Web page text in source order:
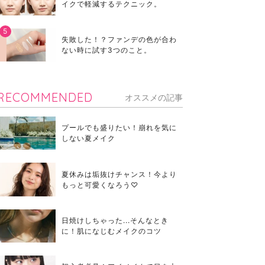
イクで軽減するテクニック。
失敗した！？ファンデの色が合わ
ない時に試す3つのこと。
オススメの記事
プールでも盛りたい！崩れを気に
しない夏メイク
夏休みは垢抜けチャンス！今より
もっと可愛くなろう♡
日焼けしちゃった...そんなとき
に！肌になじむメイクのコツ